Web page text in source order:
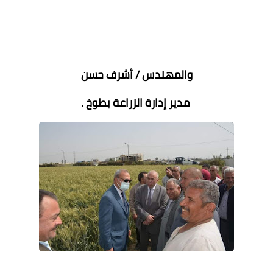
والمهندس / أشرف حسن
مدير إدارة الزراعة بطوخ .